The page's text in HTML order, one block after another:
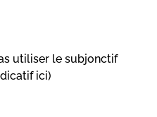
utiliser le subjonctif
ici)